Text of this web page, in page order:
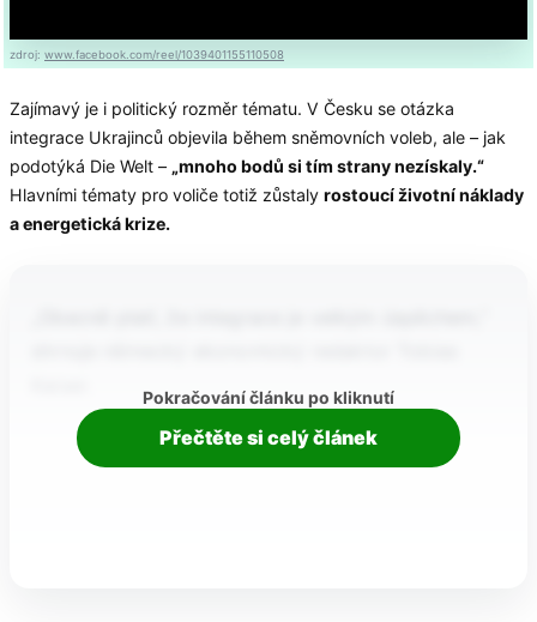
zdroj: www.facebook.com/reel/1039401155110508
Zajímavý je i politický rozměr tématu. V Česku se otázka
integrace Ukrajinců objevila během sněmovních voleb, ale – jak
podotýká Die Welt – „mnoho bodů si tím strany nezískaly.“
Hlavními tématy pro voliče totiž zůstaly rostoucí životní náklady
a energetická krize.
Pokračování článku po kliknutí
Přečtěte si celý článek